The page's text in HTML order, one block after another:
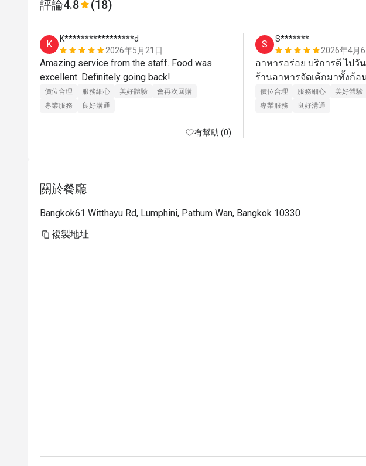
評論4.8 (18)
K
K*****************d
2026年5月21日
Amazing service from the staff. Food was
價位合理 服務細心 美好體驗
會再次回購
專業服務
良好溝通
有幫助 (0)
S
S*******
2026年4月6
อาหารอร่อย บริการดี ไปวั
價位合理 服務細心 美好體驗
專業服務
良好溝通
關於餐廳
Bangkok61 Witthayu Rd, Lumphini, Pathum Wan, Bangkok 10330
複製地址